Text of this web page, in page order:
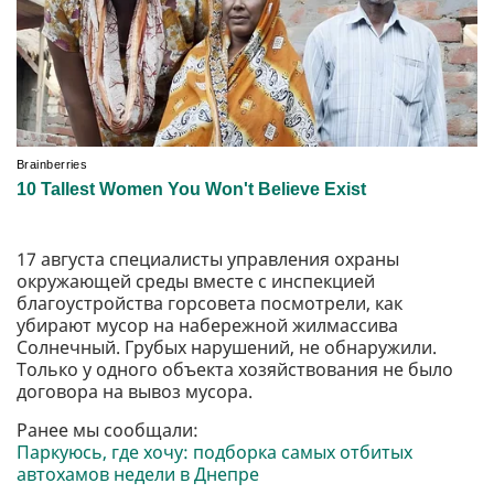
17 августа специалисты управления охраны
окружающей среды вместе с инспекцией
благоустройства горсовета посмотрели, как
убирают мусор на набережной жилмассива
Солнечный. Грубых нарушений, не обнаружили.
Только у одного объекта хозяйствования не было
договора на вывоз мусора.
Ранее мы сообщали:
Паркуюсь, где хочу: подборка самых отбитых
автохамов недели в Днепре